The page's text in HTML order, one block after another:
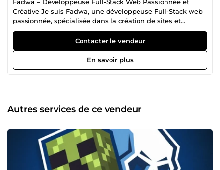
Fadwa – Développeuse Full-Stack Web Passionnée et
Créative Je suis Fadwa, une développeuse Full-Stack web
passionnée, spécialisée dans la création de sites et
applications modernes, performants et responsives. Entre
2024 et 2026, j’ai acquis une solide expérience en PHP,
React, JavaScript, HTML, CSS, MySQL, ainsi qu’en
WordPress/WooCommerce, en développant des solutions
sur mesure pour des clients variés. Diplômée en
des interfaces intuitives et dynamiques, tout en assurant
des performances optimales et une expérience utilisateur
de sites web responsifs et d’applications web complètes.
Conception de plateformes e-commerce sur
WordPress/WooCommerce, avec intégration de modules
personnalisés et optimisation UX/UI. Création d’interfaces
Contacter le vendeur
En savoir plus
Autres services de ce vendeur